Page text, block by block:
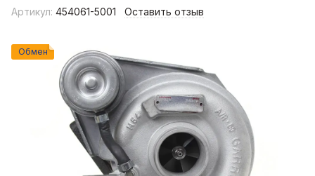
Артикул: 454061-5001 Оставить отзыв
Обмен